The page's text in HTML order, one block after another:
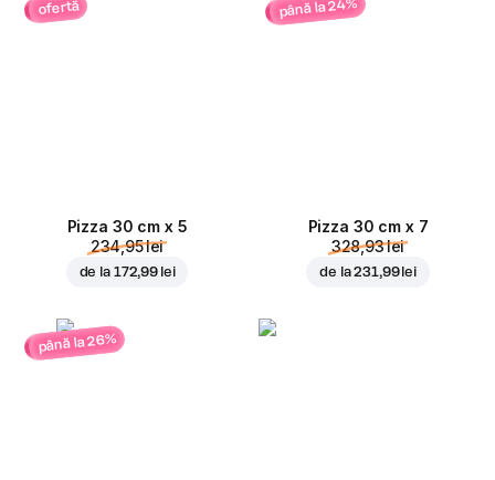
ofertă
Pizza 30 cm x 5
234,95 lei
de la 172,99 lei
până la 24%
Pizza 30 cm x 7
328,93 lei
de la231,99 lei
până la 26%